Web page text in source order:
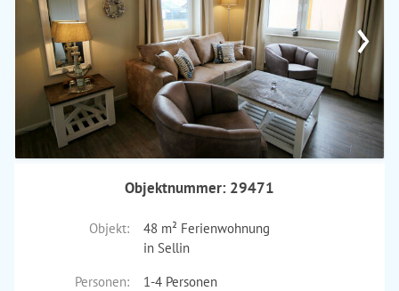
›
Objektnummer: 29471
Objekt:
48 m² Ferienwohnung
in Sellin
Personen:
1-4 Personen